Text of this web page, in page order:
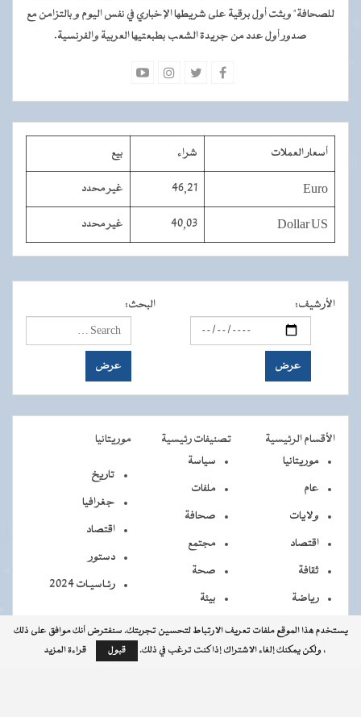
للصحافة" وبثت أول برقية على شريطها الإخباري في نفس اليوم و بالتزامن مع
صدور أول عدد من جريدة الشعب بطبعتيها العربية والفرنسية.
أسعار العملات شراء بيع
Euro
46,21 غير محدد
Dollar US
40,03 غير محدد
الأرشيف: البحث:
الأقسام الرئيسية تصنيفات رئيسية
موريتانيا
موريتانيا
عام
ولايات
اقتصاد
ثقافة
رياضة
سياسة
ملفات
صحافة
مجتمع
صحة
بيئة
تاريخ
جغرافيا
اقتصاد
دستور
رئـاسيـات 2024
يستخدم هذا الموقع ملفات تعريف الارتباط لتحسين تجربتك. سنفترض أنك موافق على ذلك
، ولكن يمكنك إلغاء الاشتراك إذا كنت ترغب في ذلك.
قبول قراءة المزيد